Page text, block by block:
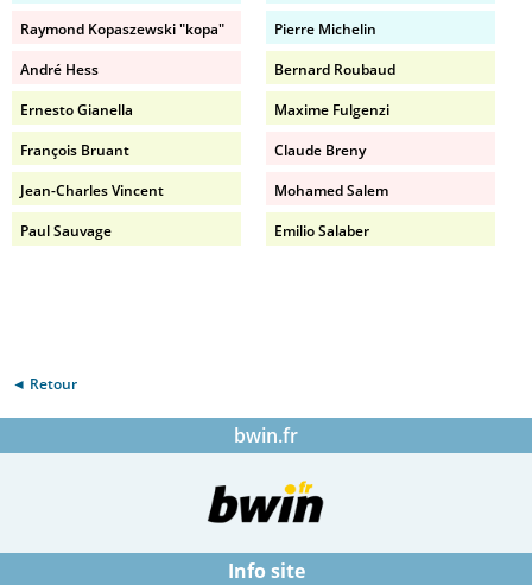
Raymond Kopaszewski "kopa"
André Hess
Ernesto Gianella
François Bruant
Jean-Charles Vincent
Paul Sauvage
Pierre Michelin
Bernard Roubaud
Maxime Fulgenzi
Claude Breny
Mohamed Salem
Emilio Salaber
◄ Retour
bwin.fr
Info site